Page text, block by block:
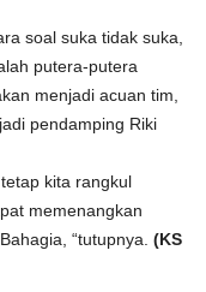
soal suka tidak suka,
putera-putera
menjadi acuan tim,
pendamping Riki
kita rangkul
memenangkan
“tutupnya. (KS